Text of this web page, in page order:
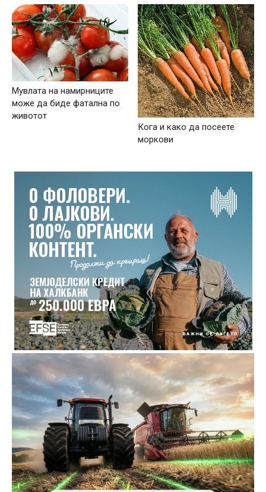
Мувлата на намирниците
може да биде фатална по
животот
Кога и како да посеете
моркови